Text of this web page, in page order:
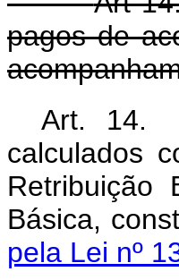
pagos de
Art. 14.
calculados
Retribuição
Básica,
pela Lei nº